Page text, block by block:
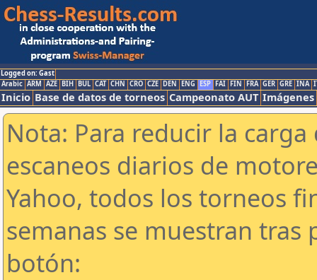
Logged on: Gast
Arabic ARM AZE BIH BUL CAT CHN CRO CZE DEN ENG ESP FAI FIN FRA GER GRE INA
Inicio Base de datos de torneos Campeonato AUT Imágenes
Nota: Para reducir la
escaneos diarios de
Yahoo, todos los torneos
semanas se muestran tras
botón: